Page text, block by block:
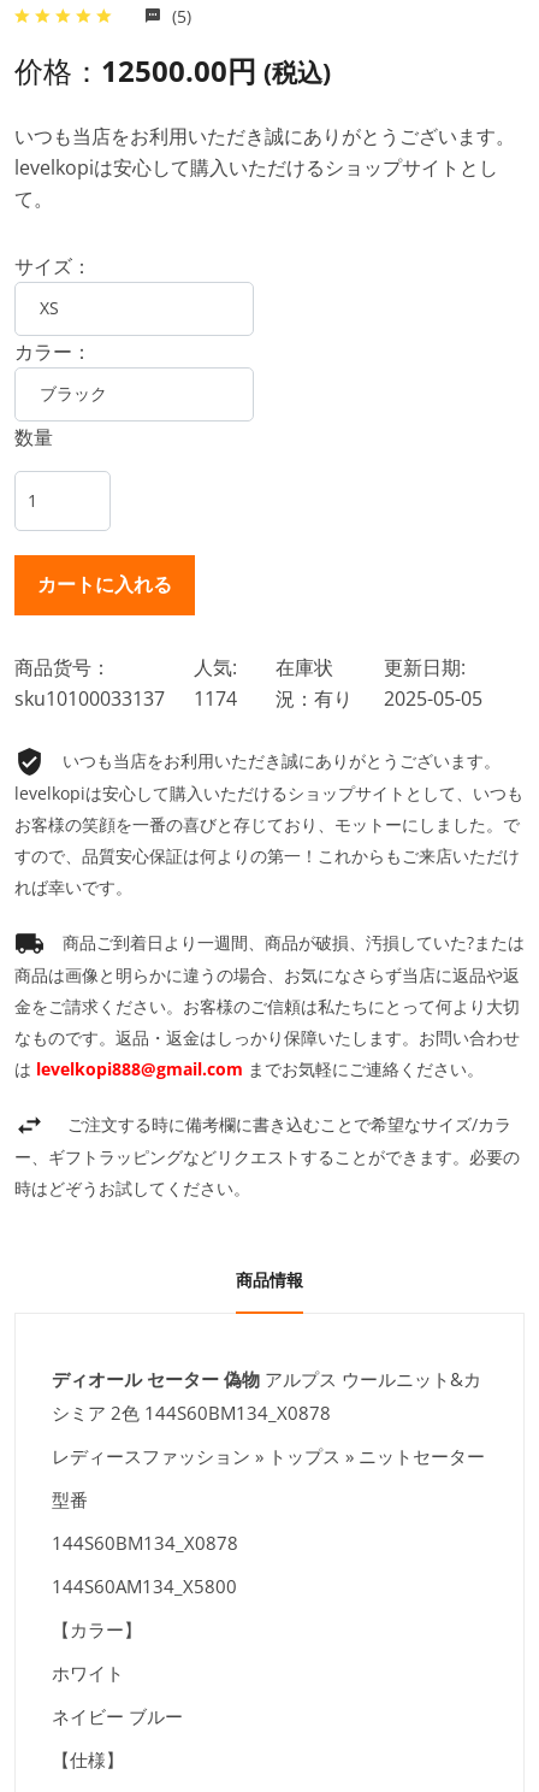
(5)
价格： 12500.00円 (税込)
いつも当店をお利用いただき誠にありがとうございます。
levelkopiは安心して購入いただけるショップサイトとし
て。
サイズ：
カラー：
数量
商品货号：
sku10100033137
人気:
1174
在庫状
況：有り
更新日期:
2025-05-05
いつも当店をお利用いただき誠にありがとうございます。
levelkopiは安心して購入いただけるショップサイトとして、いつも
お客様の笑顔を一番の喜びと存じており、モットーにしました。で
すので、品質安心保証は何よりの第一！これからもご来店いただけ
れば幸いです。
商品ご到着日より一週間、商品が破損、汚損していた?または
商品は画像と明らかに違うの場合、お気になさらず当店に返品や返
金をご請求ください。お客様のご信頼は私たちにとって何より大切
なものです。返品・返金はしっかり保障いたします。お問い合わせ
は levelkopi888@gmail.com までお気軽にご連絡ください。
ご注文する時に備考欄に書き込むことで希望なサイズ/カラ
ー、ギフトラッピングなどリクエストすることができます。必要の
時はどぞうお試してください。
商品情報
ディオール セーター 偽物 アルプス ウールニット&カ
シミア 2色 144S60BM134_X0878
レディースファッション » トップス » ニットセーター
型番
144S60BM134_X0878
144S60AM134_X5800
【カラー】
ホワイト
ネイビー ブルー
【仕様】